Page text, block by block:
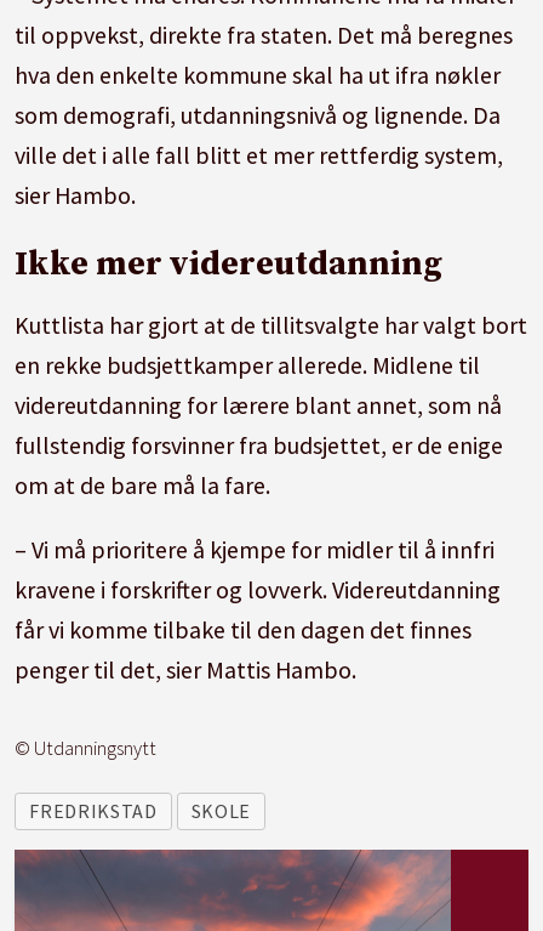
til oppvekst, direkte fra staten. Det må beregnes
hva den enkelte kommune skal ha ut ifra nøkler
som demografi, utdanningsnivå og lignende. Da
ville det i alle fall blitt et mer rettferdig system,
sier Hambo.
Ikke mer videreutdanning
Kuttlista har gjort at de tillitsvalgte har valgt bort
en rekke budsjettkamper allerede. Midlene til
videreutdanning for lærere blant annet, som nå
fullstendig forsvinner fra budsjettet, er de enige
om at de bare må la fare.
– Vi må prioritere å kjempe for midler til å innfri
kravene i forskrifter og lovverk. Videreutdanning
får vi komme tilbake til den dagen det finnes
penger til det, sier Mattis Hambo.
© Utdanningsnytt
FREDRIKSTAD SKOLE